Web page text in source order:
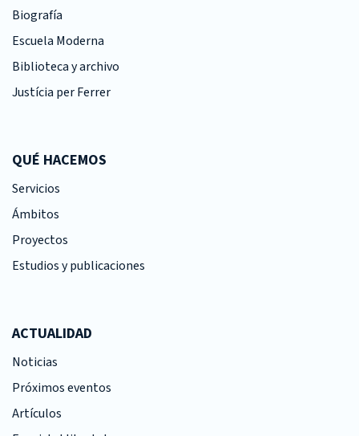
Biografía
Escuela Moderna
Biblioteca y archivo
Justícia per Ferrer
QUÉ HACEMOS
Servicios
Ámbitos
Proyectos
Estudios y publicaciones
ACTUALIDAD
Noticias
Próximos eventos
Artículos